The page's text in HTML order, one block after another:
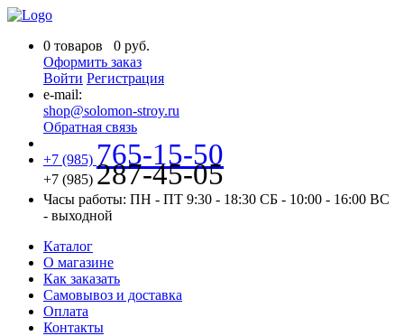
0 товаров 0 руб.
Оформить заказ
Войти Регистрация
e-mail:
shop@solomon-stroy.ru
Обратная связь
+7 (985) 765-15-50
+7 (985) 287-45-05
Часы работы: ПН - ПТ 9:30 - 18:30 СБ - 10:00 - 16:00 ВС
- выходной
Каталог
О магазине
Как заказать
Самовывоз и доставка
Оплата
Контакты